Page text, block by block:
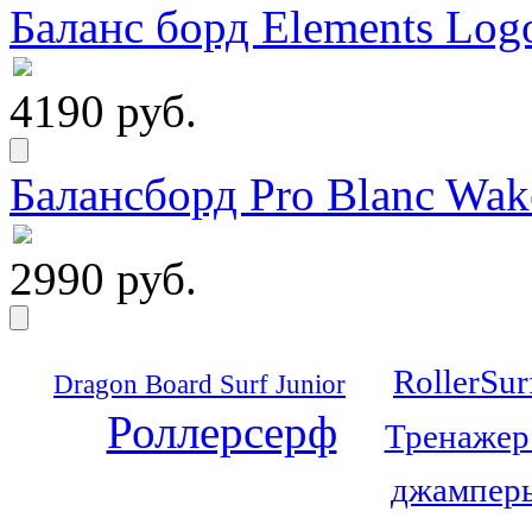
Баланс борд Elements
4190 руб.
Балансборд Pro Blanc
2990 руб.
Dragon Board Surf Junior
Роллерсерф